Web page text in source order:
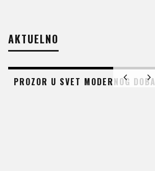
AKTUELNO
PROZOR U SVET MODERNOG DOBA